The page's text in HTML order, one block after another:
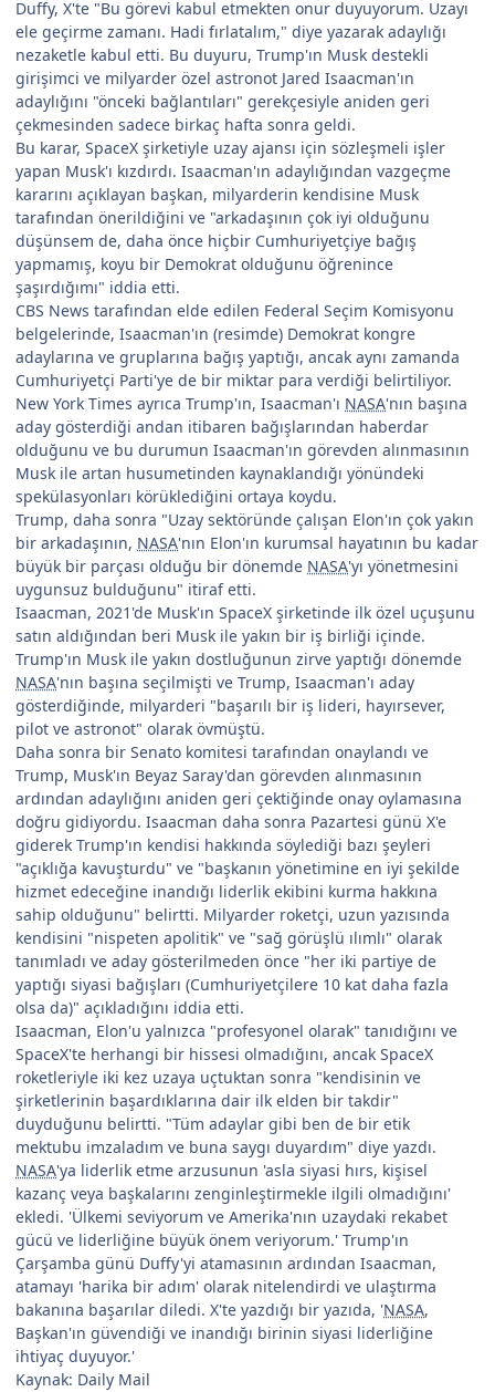
Duffy, X'te "Bu görevi kabul etmekten onur duyuyorum. Uzayı
ele geçirme zamanı. Hadi fırlatalım," diye yazarak adaylığı
nezaketle kabul etti. Bu duyuru, Trump'ın Musk destekli
girişimci ve milyarder özel astronot Jared Isaacman'ın
adaylığını "önceki bağlantıları" gerekçesiyle aniden geri
çekmesinden sadece birkaç hafta sonra geldi.
Bu karar, SpaceX şirketiyle uzay ajansı için sözleşmeli işler
yapan Musk'ı kızdırdı. Isaacman'ın adaylığından vazgeçme
kararını açıklayan başkan, milyarderin kendisine Musk
tarafından önerildiğini ve "arkadaşının çok iyi olduğunu
düşünsem de, daha önce hiçbir Cumhuriyetçiye bağış
yapmamış, koyu bir Demokrat olduğunu öğrenince
şaşırdığımı" iddia etti.
CBS News tarafından elde edilen Federal Seçim Komisyonu
belgelerinde, Isaacman'ın (resimde) Demokrat kongre
adaylarına ve gruplarına bağış yaptığı, ancak aynı zamanda
Cumhuriyetçi Parti'ye de bir miktar para verdiği belirtiliyor.
New York Times ayrıca Trump'ın, Isaacman'ı NASA'nın başına
aday gösterdiği andan itibaren bağışlarından haberdar
olduğunu ve bu durumun Isaacman'ın görevden alınmasının
Musk ile artan husumetinden kaynaklandığı yönündeki
spekülasyonları körüklediğini ortaya koydu.
Trump, daha sonra "Uzay sektöründe çalışan Elon'ın çok yakın
bir arkadaşının, NASA'nın Elon'ın kurumsal hayatının bu kadar
büyük bir parçası olduğu bir dönemde NASA'yı yönetmesini
uygunsuz bulduğunu" itiraf etti.
Isaacman, 2021'de Musk'ın SpaceX şirketinde ilk özel uçuşunu
satın aldığından beri Musk ile yakın bir iş birliği içinde.
Trump'ın Musk ile yakın dostluğunun zirve yaptığı dönemde
NASA'nın başına seçilmişti ve Trump, Isaacman'ı aday
gösterdiğinde, milyarderi "başarılı bir iş lideri, hayırsever,
pilot ve astronot" olarak övmüştü.
Daha sonra bir Senato komitesi tarafından onaylandı ve
Trump, Musk'ın Beyaz Saray'dan görevden alınmasının
ardından adaylığını aniden geri çektiğinde onay oylamasına
doğru gidiyordu. Isaacman daha sonra Pazartesi günü X'e
giderek Trump'ın kendisi hakkında söylediği bazı şeyleri
"açıklığa kavuşturdu" ve "başkanın yönetimine en iyi şekilde
hizmet edeceğine inandığı liderlik ekibini kurma hakkına
sahip olduğunu" belirtti. Milyarder roketçi, uzun yazısında
kendisini "nispeten apolitik" ve "sağ görüşlü ılımlı" olarak
tanımladı ve aday gösterilmeden önce "her iki partiye de
yaptığı siyasi bağışları (Cumhuriyetçilere 10 kat daha fazla
olsa da)" açıkladığını iddia etti.
Isaacman, Elon'u yalnızca "profesyonel olarak" tanıdığını ve
SpaceX'te herhangi bir hissesi olmadığını, ancak SpaceX
roketleriyle iki kez uzaya uçtuktan sonra "kendisinin ve
şirketlerinin başardıklarına dair ilk elden bir takdir"
duyduğunu belirtti. "Tüm adaylar gibi ben de bir etik
mektubu imzaladım ve buna saygı duyardım" diye yazdı.
NASA'ya liderlik etme arzusunun 'asla siyasi hırs, kişisel
kazanç veya başkalarını zenginleştirmekle ilgili olmadığını'
ekledi. 'Ülkemi seviyorum ve Amerika'nın uzaydaki rekabet
gücü ve liderliğine büyük önem veriyorum.' Trump'ın
Çarşamba günü Duffy'yi atamasının ardından Isaacman,
atamayı 'harika bir adım' olarak nitelendirdi ve ulaştırma
bakanına başarılar diledi. X'te yazdığı bir yazıda, 'NASA,
Başkan'ın güvendiği ve inandığı birinin siyasi liderliğine
ihtiyaç duyuyor.'
Kaynak: Daily Mail